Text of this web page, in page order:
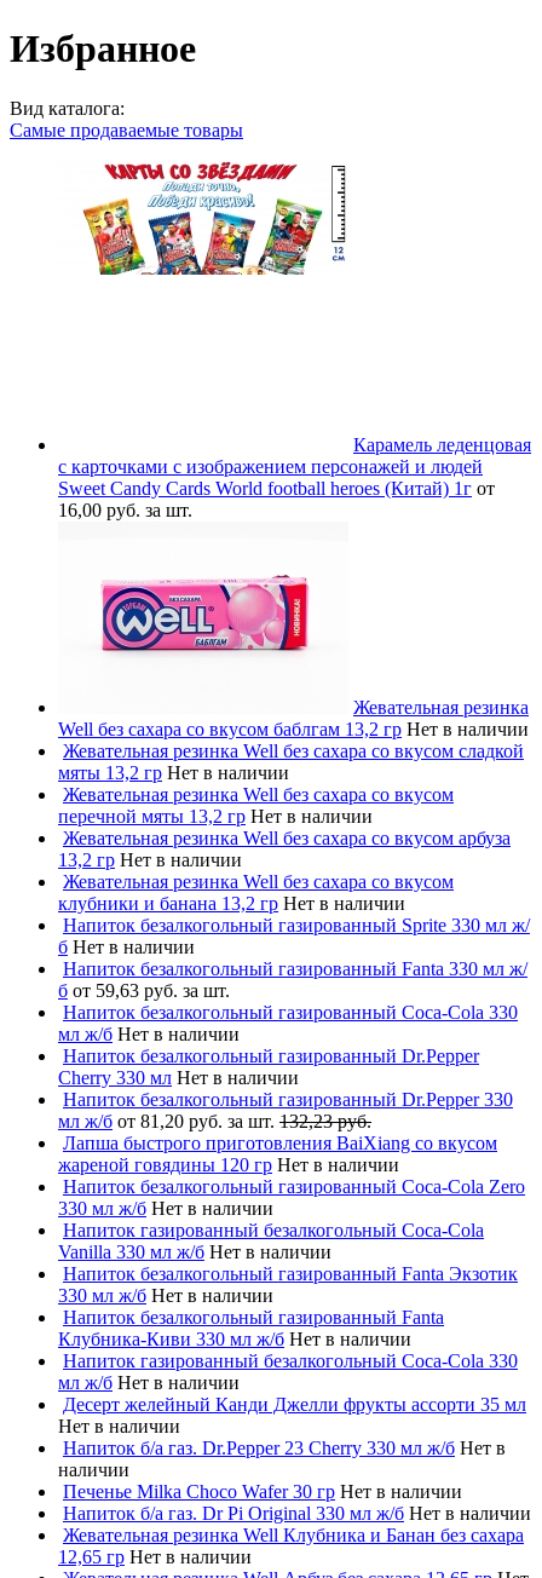
Избранное
Вид каталога:
Самые продаваемые товары
Карамель леденцовая
с карточками с изображением персонажей и людей
Sweet Candy Cards World football heroes (Китай) 1г от
16,00 руб. за шт.
Жевательная резинка
Well без сахара со вкусом баблгам 13,2 гр Нет в наличии
Жевательная резинка Well без сахара со вкусом сладкой
мяты 13,2 гр Нет в наличии
Жевательная резинка Well без сахара со вкусом
перечной мяты 13,2 гр Нет в наличии
Жевательная резинка Well без сахара со вкусом арбуза
13,2 гр Нет в наличии
Жевательная резинка Well без сахара со вкусом
клубники и банана 13,2 гр Нет в наличии
Напиток безалкогольный газированный Sprite 330 мл ж/
б Нет в наличии
Напиток безалкогольный газированный Fanta 330 мл ж/
б от 59,63 руб. за шт.
Напиток безалкогольный газированный Coca-Cola 330
мл ж/б Нет в наличии
Напиток безалкогольный газированный Dr.Pepper
Cherry 330 мл Нет в наличии
Напиток безалкогольный газированный Dr.Pepper 330
мл ж/б от 81,20 руб. за шт. 132,23 руб.
Лапша быстрого приготовления BaiXiang со вкусом
жареной говядины 120 гр Нет в наличии
Напиток безалкогольный газированный Coca-Cola Zero
330 мл ж/б Нет в наличии
Напиток газированный безалкогольный Coca-Cola
Vanilla 330 мл ж/б Нет в наличии
Напиток безалкогольный газированный Fanta Экзотик
330 мл ж/б Нет в наличии
Напиток безалкогольный газированный Fanta
Клубника-Киви 330 мл ж/б Нет в наличии
Напиток газированный безалкогольный Coca-Cola 330
мл ж/б Нет в наличии
Десерт желейный Канди Джелли фрукты ассорти 35 мл
Нет в наличии
Напиток б/а газ. Dr.Pepper 23 Cherry 330 мл ж/б Нет в
наличии
Печенье Milka Choco Wafer 30 гр Нет в наличии
Напиток б/а газ. Dr Pi Original 330 мл ж/б Нет в наличии
Жевательная резинка Well Клубника и Банан без сахара
12,65 гр Нет в наличии